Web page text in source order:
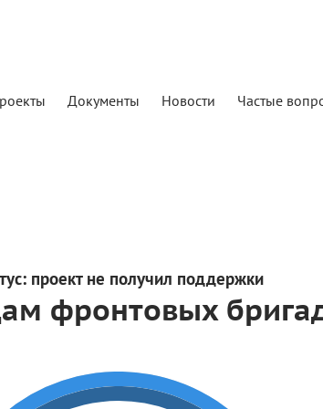
Документы Новости Частые
проект не получил поддержки
фронтовых